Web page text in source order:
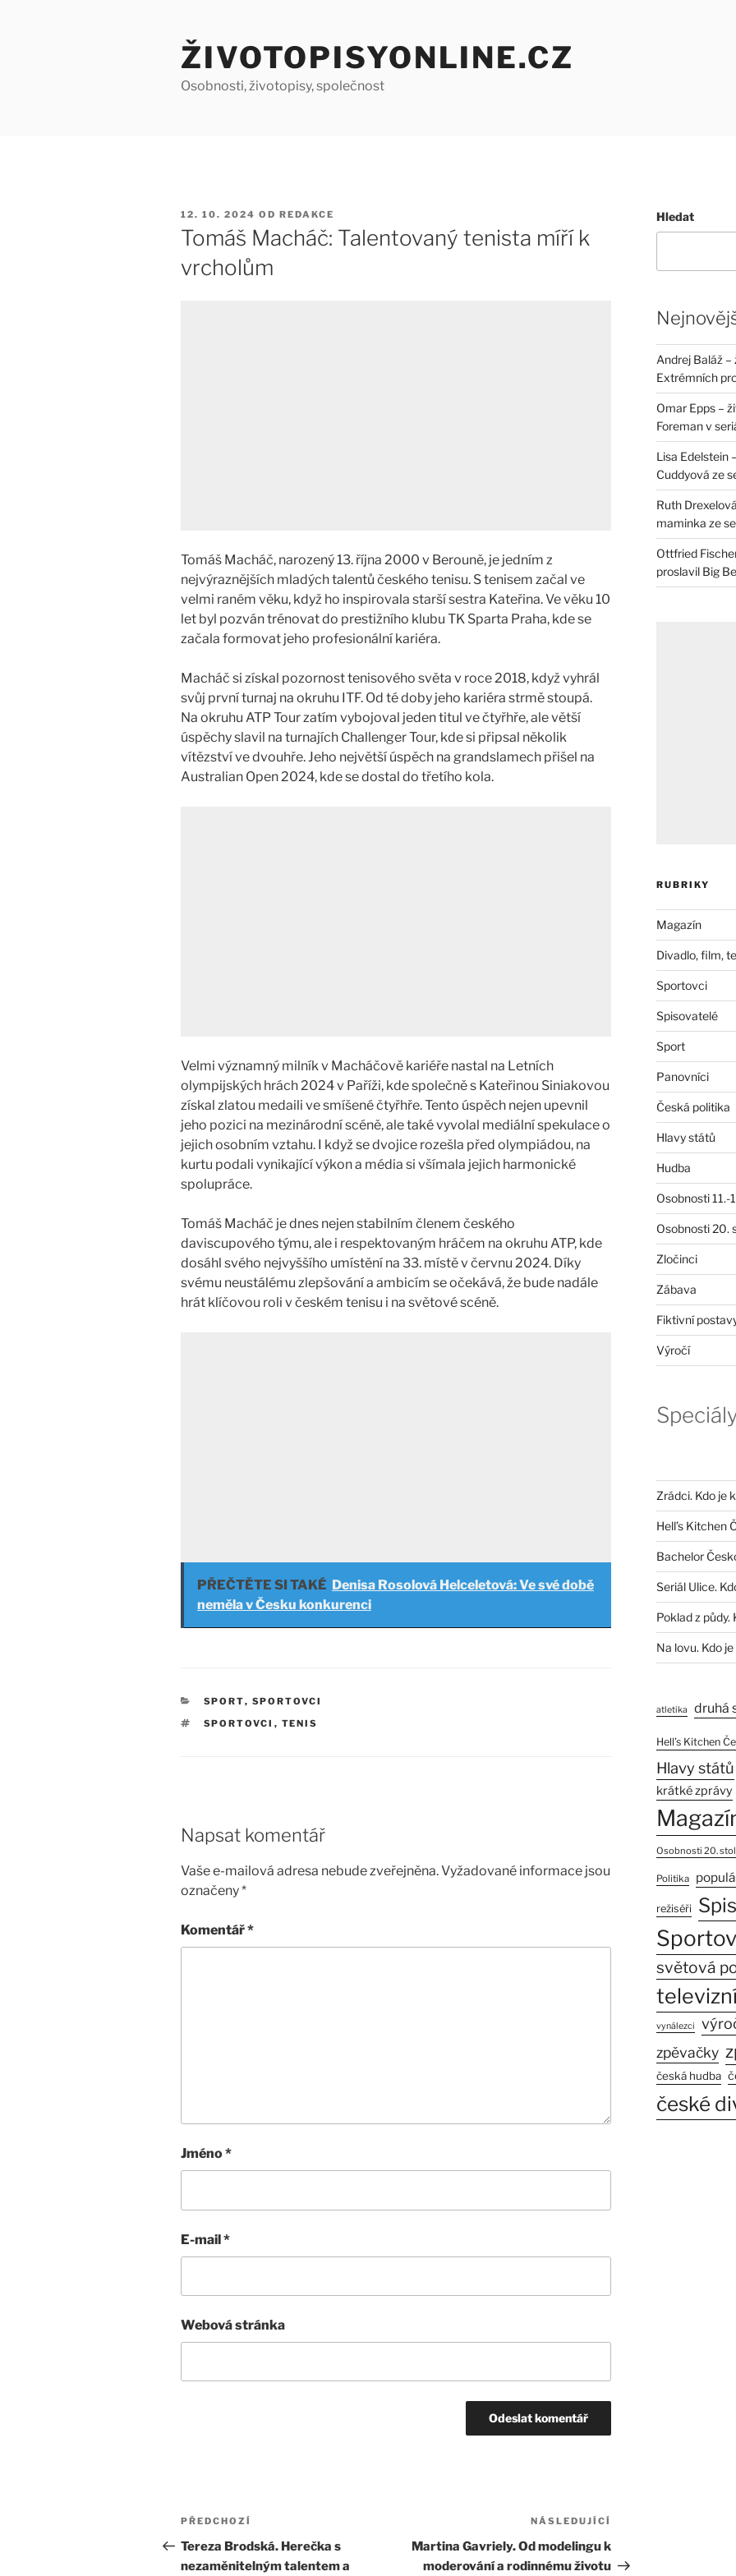
ŽIVOTOPISYONLINE.CZ
Osobnosti, životopisy, společnost
PUBLIKOVÁNO
12. 10. 2024 OD REDAKCE
Tomáš Macháč: Talentovaný tenista míří k
vrcholům
Tomáš Macháč, narozený 13. října 2000 v Berouně, je jedním z
nejvýraznějších mladých talentů českého tenisu. S tenisem začal ve
velmi raném věku, když ho inspirovala starší sestra Kateřina. Ve věku 10
let byl pozván trénovat do prestižního klubu TK Sparta Praha, kde se
začala formovat jeho profesionální kariéra.
Macháč si získal pozornost tenisového světa v roce 2018, když vyhrál
svůj první turnaj na okruhu ITF. Od té doby jeho kariéra strmě stoupá.
Na okruhu ATP Tour zatím vybojoval jeden titul ve čtyřhře, ale větší
úspěchy slavil na turnajích Challenger Tour, kde si připsal několik
vítězství ve dvouhře. Jeho největší úspěch na grandslamech přišel na
Australian Open 2024, kde se dostal do třetího kola​.
Velmi významný milník v Macháčově kariéře nastal na Letních
olympijských hrách 2024 v Paříži, kde společně s Kateřinou Siniakovou
získal zlatou medaili ve smíšené čtyřhře. Tento úspěch nejen upevnil
jeho pozici na mezinárodní scéně, ale také vyvolal mediální spekulace o
jejich osobním vztahu. I když se dvojice rozešla před olympiádou, na
kurtu podali vynikající výkon a média si všímala jejich harmonické
spolupráce​.
Tomáš Macháč je dnes nejen stabilním členem českého
daviscupového týmu, ale i respektovaným hráčem na okruhu ATP, kde
dosáhl svého nejvyššího umístění na 33. místě v červnu 2024. Díky
svému neustálému zlepšování a ambicím se očekává, že bude nadále
hrát klíčovou roli v českém tenisu i na světové scéně.
PŘEČTĚTE SI TAKÉ Denisa Rosolová Helceletová: Ve své době
neměla v Česku konkurenci
RUBRIKY
SPORT, SPORTOVCI
ŠTÍTKY
SPORTOVCI , TENIS
Napsat komentář
Vaše e-mailová adresa nebude zveřejněna.Vyžadované informace jsou
označeny*
Komentář*
Jméno*
E-mail*
Webová stránka
Navigace
pro
Předchozí
příspěvek
PŘEDCHOZÍ
Tereza Brodská. Herečka s
nezaměnitelným talentem a
příspěvek
NÁSLEDUJÍCÍ
Martina Gavriely. Od modelingu k
moderování a rodinnému životu
Hledat
Andrej Baláž
Extrémních
Omar Epps –
Foreman v
Lisa Edelstein
Cuddyová ze
Ruth
maminka ze
Ottfried
proslavil Big
RUBRIKY
Magazín
Divadlo, film,
Sportovci
Spisovatelé
Sport
Panovníci
Česká politika
Hlavy států
Hudba
Osobnosti 11.-
Osobnosti 20.
Zločinci
Zábava
Fiktivní
Výročí
Zrádci. Kdo je
Hell’s Kitchen
Bachelor
Seriál Ulice.
Poklad z půdy.
Na lovu. Kdo
atletika druhá
Hell’s Kitchen
Hlavy států
krátké zprávy
Osobnosti 20.
Politika
režiséři
světová
vynálezci
zpěvačky
česká hudba
české